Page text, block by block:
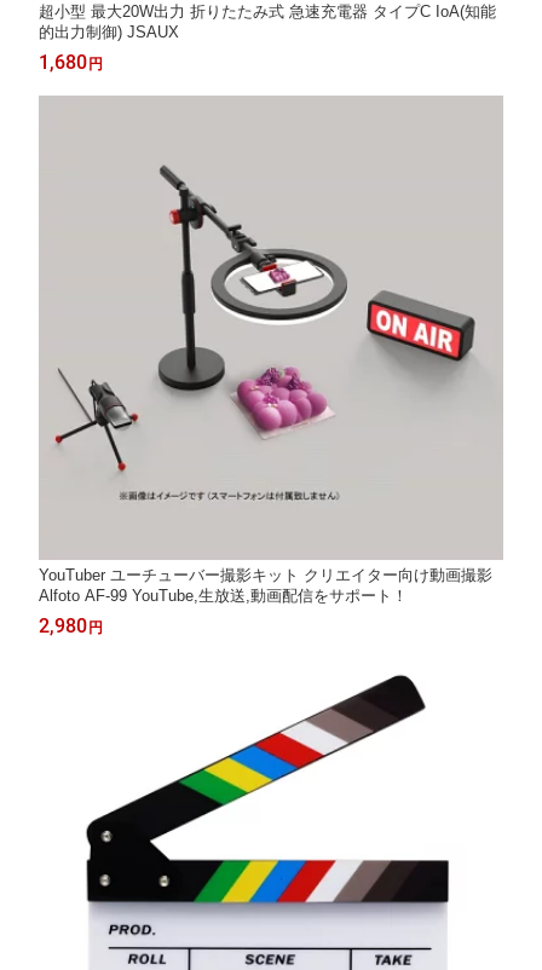
超小型 最大20W出力 折りたたみ式 急速充電器 タイプC IoA(知能
的出力制御) JSAUX
1,680円
YouTuber ユーチューバー撮影キット クリエイター向け動画撮影
Alfoto AF-99 YouTube,生放送,動画配信をサポート！
2,980円